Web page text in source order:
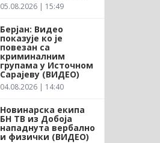
05.08.2026 | 15:49
Берјан: Видео
показује ко је
повезан са
криминалним
групама у Источном
Сарајеву (ВИДЕО)
04.08.2026 | 14:40
Новинарска екипа
БН ТВ из Добоја
нападнута вербално
и физички (ВИДЕО)